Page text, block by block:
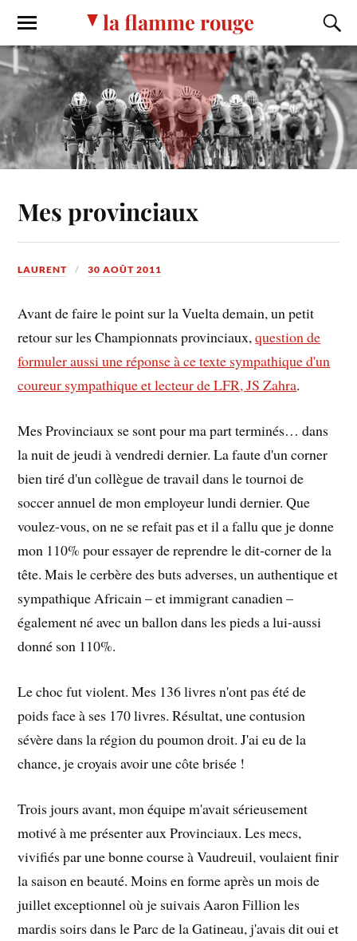
la flamme rouge
Mes provinciaux
LAURENT 30 AOÛT 2011
Avant de faire le point sur la Vuelta demain, un petit
retour sur les Championnats provinciaux,question de
formuler aussi une réponse à ce texte sympathique d'un
coureur sympathique et lecteur de LFR, JS Zahra.
Mes Provinciaux se sont pour ma part terminés… dans
la nuit de jeudi à vendredi dernier. La faute d'un corner
bien tiré d'un collègue de travail dans le tournoi de
soccer annuel de mon employeur lundi dernier. Que
voulez-vous, on ne se refait pas et il a fallu que je donne
mon 110% pour essayer de reprendre le dit-corner de la
tête. Mais le cerbère des buts adverses, un authentique et
sympathique Africain – et immigrant canadien –
également né avec un ballon dans les pieds a lui-aussi
donné son 110%.
Le choc fut violent. Mes 136 livres n'ont pas été de
poids face à ses 170 livres. Résultat, une contusion
sévère dans la région du poumon droit. J'ai eu de la
chance, je croyais avoir une côte brisée !
Trois jours avant, mon équipe m'avait sérieusement
motivé à me présenter aux Provinciaux. Les mecs,
vivifiés par une bonne course à Vaudreuil, voulaient finir
la saison en beauté. Moins en forme après un mois de
juillet exceptionnel où je suivais Aaron Fillion les
mardis soirs dans le Parc de la Gatineau, j'avais dit oui et